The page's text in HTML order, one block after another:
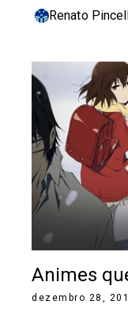
Renato
Animes
dezembro 28,